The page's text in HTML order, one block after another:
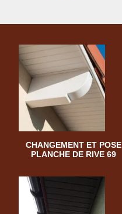
CHANGEMENT ET POSE
PLANCHE DE RIVE 69